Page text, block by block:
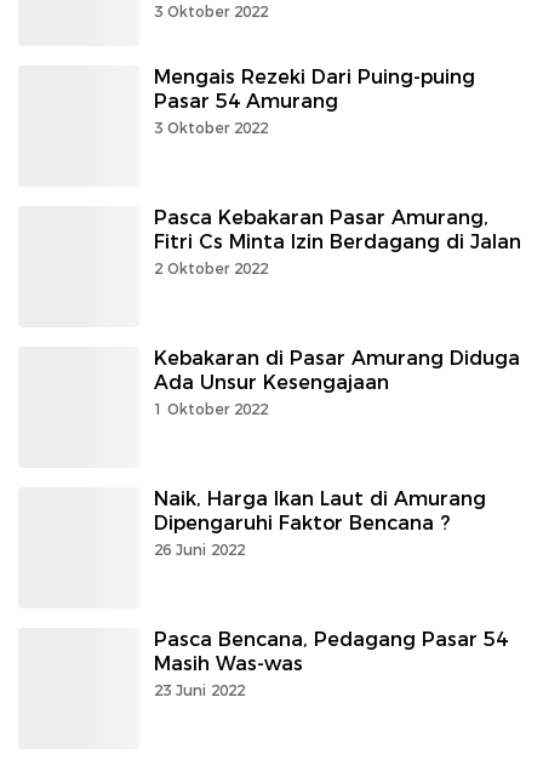
3 Oktober 2022
Mengais Rezeki Dari Puing-puing
Pasar 54 Amurang
3 Oktober 2022
Pasca Kebakaran Pasar Amurang,
Fitri Cs Minta Izin Berdagang di Jalan
2 Oktober 2022
Kebakaran di Pasar Amurang Diduga
Ada Unsur Kesengajaan
1 Oktober 2022
Naik, Harga Ikan Laut di Amurang
Dipengaruhi Faktor Bencana ?
26 Juni 2022
Pasca Bencana, Pedagang Pasar 54
Masih Was-was
23 Juni 2022